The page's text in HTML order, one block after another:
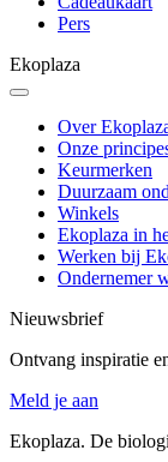
Pers
Ekoplaza
Over
Onze
Keurmerken
Duurzaam
Winkels
Ekoplaza in
Werken bij
Ondernemer
Nieuwsbrief
Ontvang inspiratie
Meld je aan
Ekoplaza. De